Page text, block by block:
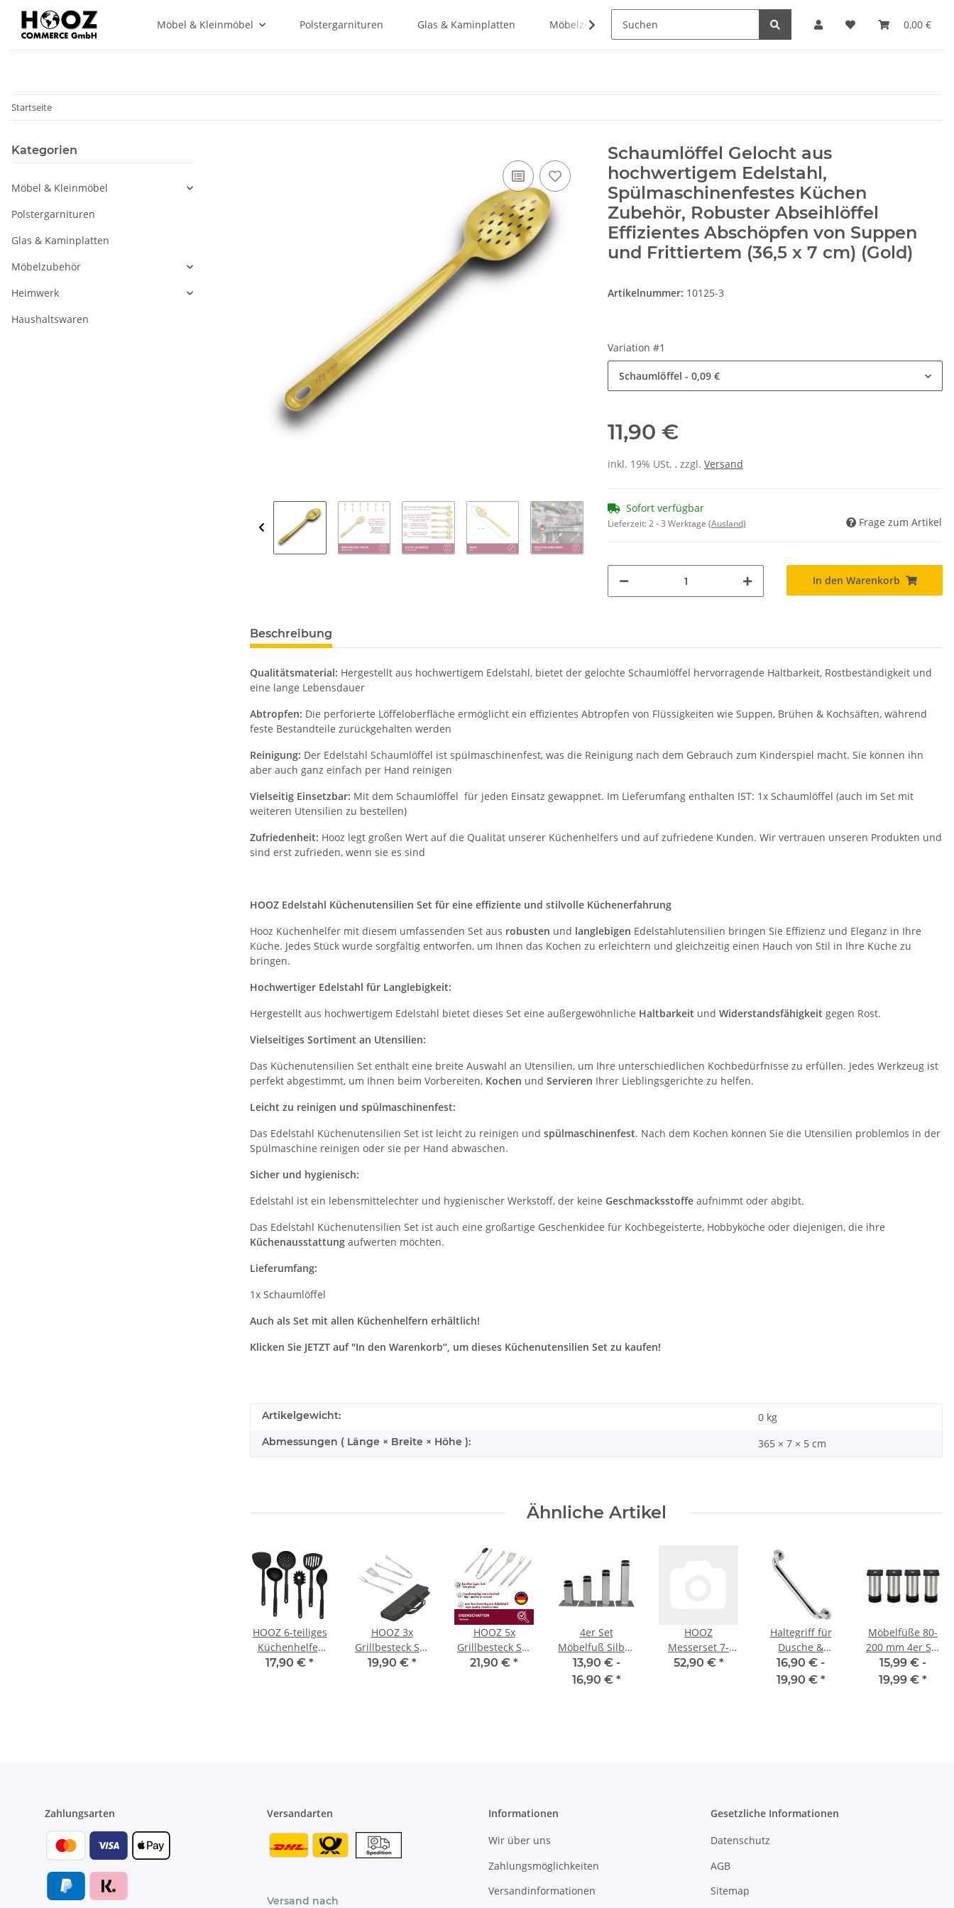
0,00 €
Möbel & Kleinmöbel Polstergarnituren Glas & Kaminplatten Möbelzubehör Haushaltswaren
Startseite
Schaumlöffel Gelocht aus
hochwertigem Edelstahl,
Spülmaschinenfestes Küchen
Zubehör, Robuster Abseihlöffel
Effizientes Abschöpfen von Suppen
und Frittiertem (36,5 x 7 cm) (Gold)
Artikelnummer: 10125-3
Variation #1
Schaumlöffel - 0,09 €
11,90 €
inkl. 19% USt. , zzgl. Versand
Sofort verfügbar
Lieferzeit:2 - 3 Werktage (Ausland) Frage zum Artikel
In den Warenkorb
Beschreibung
Qualitätsmaterial: Hergestellt aus hochwertigem Edelstahl, bietet der gelochte Schaumlöffel hervorragende Haltbarkeit, Rostbeständigkeit und
eine lange Lebensdauer
Abtropfen: Die perforierte Löffeloberfläche ermöglicht ein effizientes Abtropfen von Flüssigkeiten wie Suppen, Brühen & Kochsäften, während
feste Bestandteile zurückgehalten werden
Reinigung: Der Edelstahl Schaumlöffel ist spülmaschinenfest, was die Reinigung nach dem Gebrauch zum Kinderspiel macht. Sie können ihn
aber auch ganz einfach per Hand reinigen
Vielseitig Einsetzbar: Mit dem Schaumlöffel für jeden Einsatz gewappnet. Im Lieferumfang enthalten IST: 1x Schaumlöffel (auch im Set mit
weiteren Utensilien zu bestellen)
Zufriedenheit: Hooz legt großen Wert auf die Qualität unserer Küchenhelfers und auf zufriedene Kunden. Wir vertrauen unseren Produkten und
sind erst zufrieden, wenn sie es sind
HOOZ Edelstahl Küchenutensilien Set für eine effiziente und stilvolle Küchenerfahrung
Hooz Küchenhelfer mit diesem umfassenden Set aus robusten und langlebigen Edelstahlutensilien bringen Sie Effizienz und Eleganz in Ihre
Küche. Jedes Stück wurde sorgfältig entworfen, um Ihnen das Kochen zu erleichtern und gleichzeitig einen Hauch von Stil in Ihre Küche zu
bringen.
Hochwertiger Edelstahl für Langlebigkeit:
Hergestellt aus hochwertigem Edelstahl bietet dieses Set eine außergewöhnliche Haltbarkeit und Widerstandsfähigkeit gegen Rost.
Vielseitiges Sortiment an Utensilien:
Das Küchenutensilien Set enthält eine breite Auswahl an Utensilien, um Ihre unterschiedlichen Kochbedürfnisse zu erfüllen. Jedes Werkzeug ist
perfekt abgestimmt, um Ihnen beim Vorbereiten, Kochen und Servieren Ihrer Lieblingsgerichte zu helfen.
Leicht zu reinigen und spülmaschinenfest:
Das Edelstahl Küchenutensilien Set ist leicht zu reinigen und spülmaschinenfest. Nach dem Kochen können Sie die Utensilien problemlos in der
Spülmaschine reinigen oder sie per Hand abwaschen.
Sicher und hygienisch:
Edelstahl ist ein lebensmittelechter und hygienischer Werkstoff, der keine Geschmacksstoffe aufnimmt oder abgibt.
Das Edelstahl Küchenutensilien Set ist auch eine großartige Geschenkidee für Kochbegeisterte, Hobbyköche oder diejenigen, die ihre
Küchenausstattung aufwerten möchten.
Lieferumfang:
1x Schaumlöffel
Auch als Set mit allen Küchenhelfern erhältlich!
Klicken Sie JETZT auf "In den Warenkorb“, um dieses Küchenutensilien Set zu kaufen!
Artikelgewicht: 0 kg
Abmessungen ( Länge × Breite × Höhe ): 365 × 7 × 5 cm
Ähnliche Artikel
HOOZ 6-teiliges
Küchenhelfer
Set
17,90 € *
HOOZ 3x
Grillbesteck Set
Edelstahl, Grill
19,90 € *
HOOZ 5x
Grillbesteck Set
Edelstahl, Grill
für Männer
21,90 € *
4er Set
Möbelfuß Silber
in 4 ver.
Größen/10/12/15
13,90 € -
16,90 € *
HOOZ
Messerset 7-
teilig mit
Kochmesser für
Gemüse Obst
52,90 € *
Haltegriff für
Dusche &
Wanne 30-60 cm
- chrom
16,90 € -
19,90 € *
Möbelfüße 80-
200 mm 4er Set
Möbelbeine aus
15,99 € -
19,99 € *
Kategorien
Möbel & Kleinmöbel
Polstergarnituren
Glas & Kaminplatten
Möbelzubehör
Heimwerk
Haushaltswaren
Zahlungsarten Versandarten
Versand nach
Informationen
Wir über uns
Zahlungsmöglichkeiten
Versandinformationen
Gesetzliche Informationen
Datenschutz
AGB
Sitemap